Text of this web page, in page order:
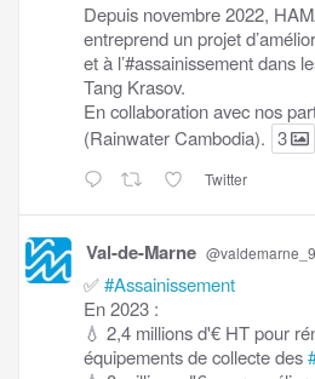
Depuis novembre 2022,
entreprend un projet
et à l’#assainissement dans
Tang Krasov.
En collaboration avec nos
(Rainwater Cambodia). 3
Twitter
Val-de-Marne
✅#Assainissement
En 2023 :
💧 2,4 millions d'€ HT pour
équipements de collecte des